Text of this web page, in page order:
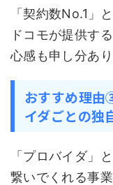
「契約数No.1」
ドコモが提供す
心感も申し分あり
おすすめ理由
イダごとの独
「プロバイダ」
繋いでくれる事